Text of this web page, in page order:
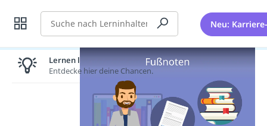
Suche Neu:
Lernen lohnt sich!
Entdecke hier deine Chancen.